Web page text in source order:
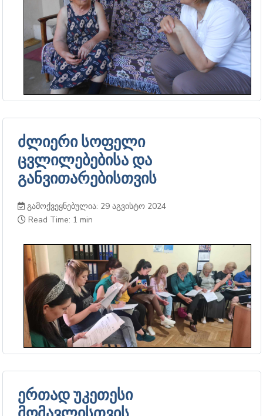
ძლიერი სოფელი
ცვლილებებისა და
განვითარებისთვის
გამოქვეყნებულია: 29 აგვისტო 2024
Read Time: 1 min
ერთად უკეთესი